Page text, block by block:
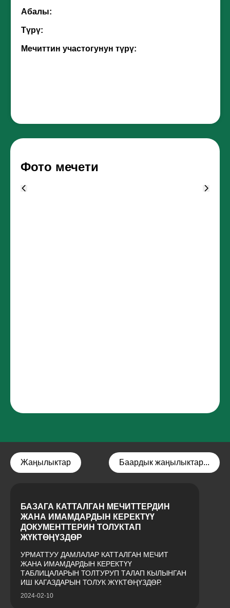
Абалы:
Түрү:
Мечиттин участогунун түрү:
Фото мечети
Жаңылыктар Баардык жаңылыктар...
БАЗАГА КАТТАЛГАН МЕЧИТТЕРДИН
ЖАНА ИМАМДАРДЫН КЕРЕКТҮҮ
ДОКУМЕНТТЕРИН ТОЛУКТАП
ЖҮКТӨҢҮЗДӨР
УРМАТТУУ ДАМЛАЛАР КАТТАЛГАН МЕЧИТ
ЖАНА ИМАМДАРДЫН КЕРЕКТҮҮ
ТАБЛИЦАЛАРЫН ТОЛТУРУП ТАЛАП КЫЛЫНГАН
ИШ КАГАЗДАРЫН ТОЛУК ЖҮКТӨҢҮЗДӨР.
2024-02-10